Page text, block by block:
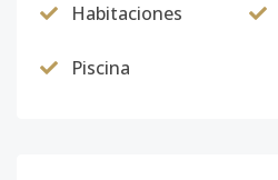
Habitaciones
Piscina